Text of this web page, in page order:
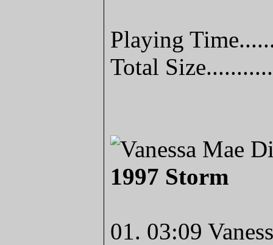
Playing
Total
1997 Storm
01. 03:09